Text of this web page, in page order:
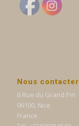
Nous contacter
6 Rue du Grand Pin
06100, Nice
France